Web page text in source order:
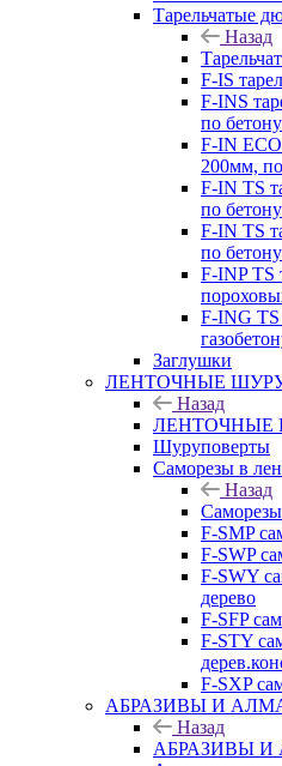
Тарельчатые
Назад
F-IS
F-INS
по
F-IN
200мм,
F-IN TS
по
F-IN TS
по
F-INP TS
F-ING TS
Заглушки
ЛЕНТОЧНЫЕ
Назад
ЛЕНТОЧНЫЕ
Шуруповерты
Саморезы в
Назад
F-SMP
F-SWP
F-SWY
дерево
F-SFP
F-STY
F-SXP
АБРАЗИВЫ И
Назад
АБРАЗИВЫ